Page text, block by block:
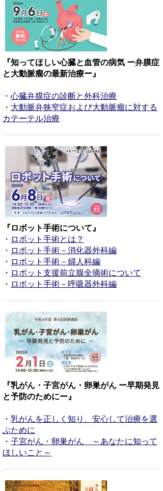
『知ってほしい心臓と血管の病気 ー弁膜症
と大動脈瘤の最新治療ー』
・ 心臓弁膜症の診断と外科治療
・ 大動脈弁狭窄症および大動脈瘤に対する
カテーテル治療
『ロボット手術について』
・ ロボット手術とは？
・ ロボット手術－消化器外科編
・ ロボット手術－婦人科編
・ ロボット支援前立腺全摘術について
・ ロボット手術－呼吸器外科編
『乳がん・子宮がん・卵巣がん ー早期発見
と予防のためにー』
・ 乳がんを正しく知り、安心して治療を選
ぶために
・ 子宮がん・卵巣がん ～あなたに知って
ほしいこと～